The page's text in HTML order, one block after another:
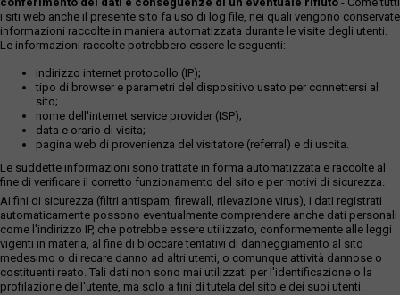
i siti web anche il presente sito fa uso di log file, nei quali vengono conservate
informazioni raccolte in maniera automatizzata durante le visite degli utenti.
Le informazioni raccolte potrebbero essere le seguenti:
indirizzo internet protocollo (IP);
tipo di browser e parametri del dispositivo usato per connettersi al
sito;
nome dell'internet service provider (ISP);
data e orario di visita;
pagina web di provenienza del visitatore (referral) e di uscita.
Le suddette informazioni sono trattate in forma automatizzata e raccolte al
fine di verificare il corretto funzionamento del sito e per motivi di sicurezza.
Ai fini di sicurezza (filtri antispam, firewall, rilevazione virus), i dati registrati
automaticamente possono eventualmente comprendere anche dati personali
come l'indirizzo IP, che potrebbe essere utilizzato, conformemente alle leggi
vigenti in materia, al fine di bloccare tentativi di danneggiamento al sito
medesimo o di recare danno ad altri utenti, o comunque attività dannose o
costituenti reato. Tali dati non sono mai utilizzati per l'identificazione o la
profilazione dell'utente, ma solo a fini di tutela del sito e dei suoi utenti.